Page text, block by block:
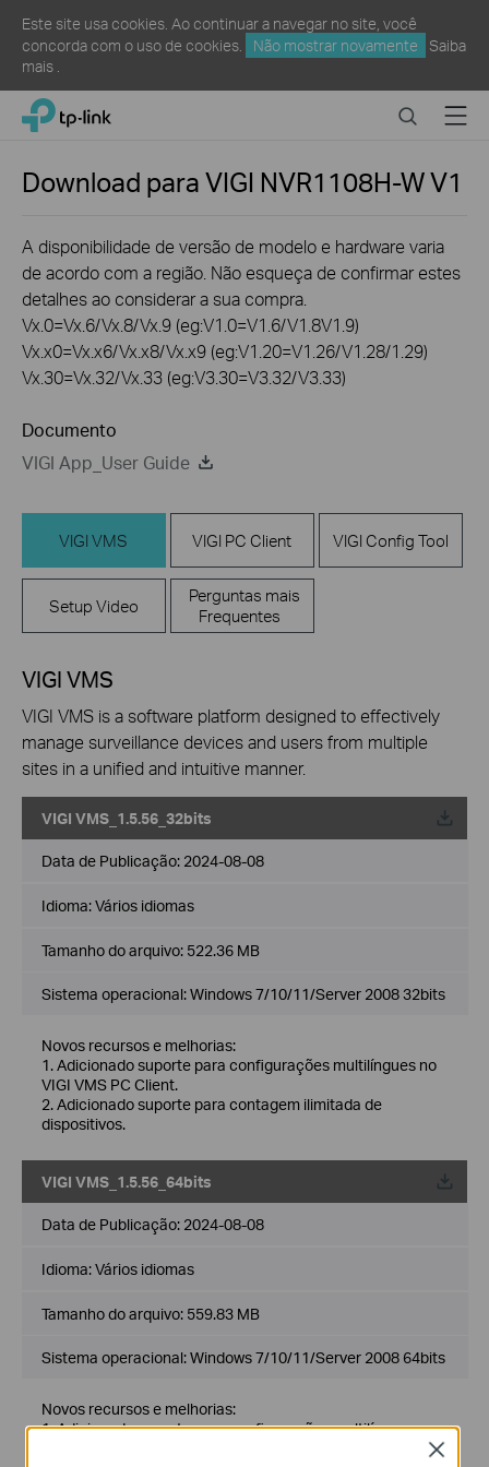
Este site usa cookies. Ao continuar a navegar no site, você
concorda com o uso de cookies.
Não mostrar novamente
Saiba
mais
Click
navigation
TP-Link, Reliably Smart SearchMenu
Download paraVIGI NVR1108H-WV1
A disponibilidade de versão de modelo e hardware varia
de acordo com a região. Não esqueça de confirmar estes
detalhes ao considerar a sua compra.
Vx.0=Vx.6/Vx.8/Vx.9 (eg:V1.0=V1.6/V1.8V1.9)
Vx.x0=Vx.x6/Vx.x8/Vx.x9 (eg:V1.20=V1.26/V1.28/1.29)
Vx.30=Vx.32/Vx.33 (eg:V3.30=V3.32/V3.33)
Documento
VIGI App_User Guide
VIGI VMS VIGI PC Client VIGI Config Tool
Setup Video
Perguntas mais
Frequentes
VIGI VMS
VIGI VMS is a software platform designed to effectively
manage surveillance devices and users from multiple
sites in a unified and intuitive manner.
VIGI VMS_1.5.56_32bits
Data de Publicação: 2024-08-08
Idioma:Vários idiomas
Tamanho do arquivo: 522.36 MB
Sistema operacional: Windows 7/10/11/Server 2008 32bits
Novos recursos e melhorias:
1. Adicionado suporte para configurações multilíngues no
VIGI VMS PC Client.
2. Adicionado suporte para contagem ilimitada de
dispositivos.
VIGI VMS_1.5.56_64bits
Data de Publicação: 2024-08-08
Idioma:Vários idiomas
Tamanho do arquivo: 559.83 MB
Sistema operacional: Windows 7/10/11/Server 2008 64bits
Novos recursos e melhorias:
1. Adicionado suporte para configurações multilíngues no
Close